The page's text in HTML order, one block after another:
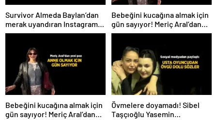
Survivor Almeda Baylan’dan
merak uyandıran Instagram
paylaşımı! ‘Bugün ilk adım
Bebeğini kucağına almak için
gün sayıyor! Meriç Aral’dan
yeni poz
Bebeğini kucağına almak için
gün sayıyor! Meriç Aral’dan
Övmelere doyamadı! Sibel
Taşçıoğlu Yasemin